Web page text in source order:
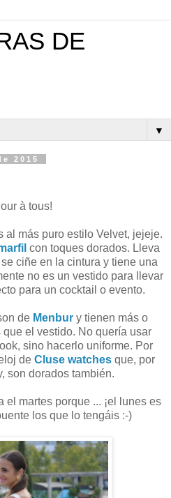
DE
▼
2015
à tous!
al más puro estilo Velvet, jejeje.
con toques dorados. Lleva
ciñe en la cintura y tiene una
no es un vestido para llevar
para un cocktail o evento.
de Menbur y tienen más o
el vestido. No quería usar
sino hacerlo uniforme. Por
de Cluse watchesque, por
son dorados también.
el martes porque ... ¡el lunes es
los que lo tengáis :-)